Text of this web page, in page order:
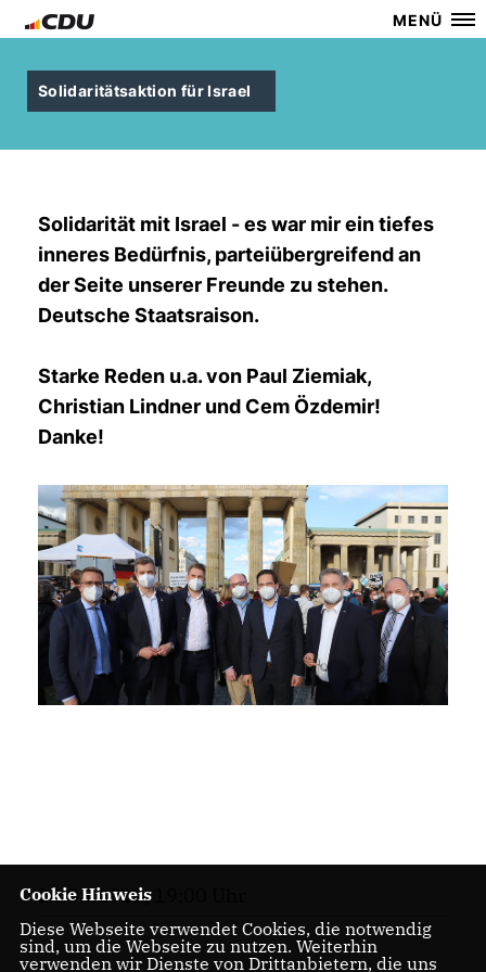
MENÜ
Solidaritätsaktion für Israel
Solidarität mit Israel - es war mir ein tiefes
inneres Bedürfnis, parteiübergreifend an
der Seite unserer Freunde zu stehen.
Deutsche Staatsraison.
Starke Reden u.a. von Paul Ziemiak,
Christian Lindner und Cem Özdemir!
Danke!
20.05.2021, 19:00 Uhr
Cookie Hinweis
Diese Webseite verwendet Cookies, die notwendig
sind, um die Webseite zu nutzen. Weiterhin
verwenden wir Dienste von Drittanbietern, die uns